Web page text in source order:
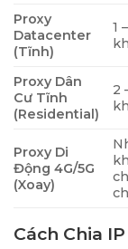
Proxy
Datacenter
(Tĩnh)
1
Proxy Dân
Cư Tĩnh
(Residential)
2
Proxy Di
Động 4G/5G
(Xoay)
Cách Chia